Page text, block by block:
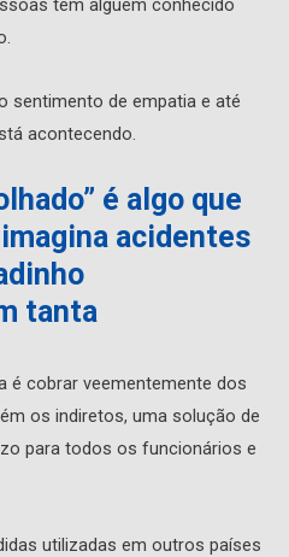
têm alguém conhecido
sentimento de empatia e até
acontecendo.
é algo que
acidentes
tanta
é cobrar veementemente dos
os indiretos, uma solução de
para todos os funcionários e
utilizadas em outros países